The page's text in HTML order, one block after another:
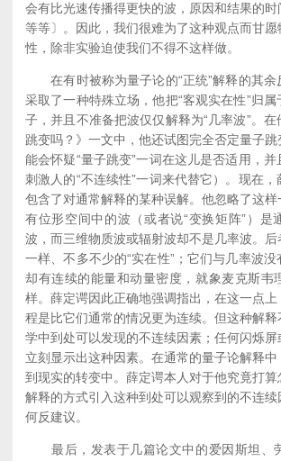
会有比光速传播得更快的波，原因和结果的时
等等〕。因此，我们很难为了这种观点而甘愿
性，除非实验迫使我们不得不这样做。
在有时被称为量子论的“正统”解释的其余
采取了一种特殊立场，他把“客观实在性”归
子，并且不准备把波仅仅解释为“几率波”。
跳变吗？》一文中，他还试图完全否定量子
能会怀疑“量子跳变”一词在这儿是否适用，
刺激人的“不连续性”一词来代替它）。现在
包含了对通常解释的某种误解。他忽略了这样
有位形空间中的波（或者说“变换矩阵”）是
波，而三维物质波或辐射波却不是几率波。
一样、不多不少的“实在性”；它们与几率波没
却有连续的能量和动量密度，就象麦克斯韦
样。薛定谔因此正确地强调指出，在这一点
程是比它们通常的情况更为连续。但这种解
学中到处可以发现的不连续因素；任何闪烁
立刻显示出这种因素。在通常的量子论解释
到现实的转变中。薛定谔本人对于他究竟打算
解释的方式引入这种到处可以观察到的不连
何反建议。
最后，发表于几篇论文中的爱因斯坦、